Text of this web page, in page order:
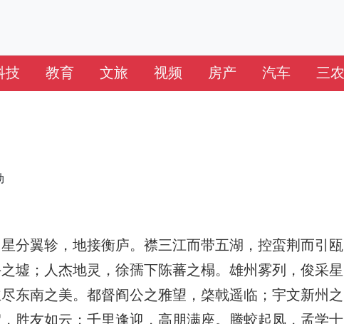
技 教育 文旅 视频 房产 汽车 三农
分翼轸，地接衡庐。襟三江而带五湖，控蛮荆而引瓯
墟；人杰地灵，徐孺下陈蕃之榻。雄州雾列，俊采星
东南之美。都督阎公之雅望，棨戟遥临；宇文新州之
胜友如云；千里逢迎，高朋满座。腾蛟起凤，孟学士